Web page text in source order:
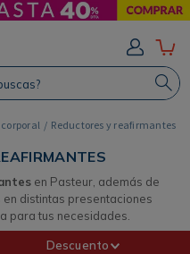
Reductores y reafirmantes
en Pasteur, además de
distintas presentaciones
para tus necesidades.
Descuento